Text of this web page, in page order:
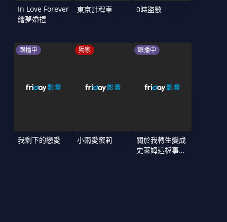
In Love Forever
繪夢婚禮
東京計程車 0時盜數
跟播中
我剩下的戀愛
獨家
小雨愛蜜莉
跟播中
關於我轉生變成
史萊姆這檔事